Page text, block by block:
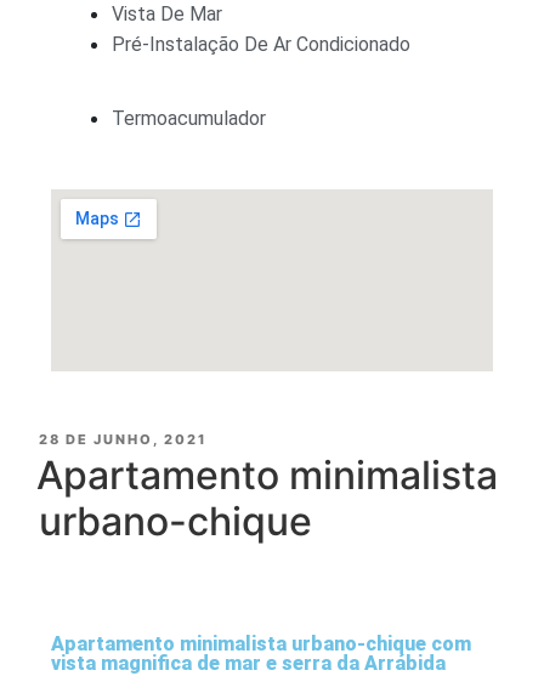
Vista De Mar
Pré-Instalação De Ar Condicionado
Termoacumulador
28 DE JUNHO, 2021
Apartamento minimalista
urbano-chique
Apartamento minimalista urbano-chique com
vista magnifica de mar e serra da Arrábida